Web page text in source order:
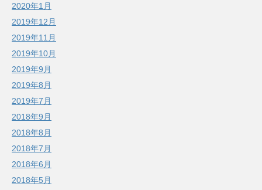
2020年1月
2019年12月
2019年11月
2019年10月
2019年9月
2019年8月
2019年7月
2018年9月
2018年8月
2018年7月
2018年6月
2018年5月